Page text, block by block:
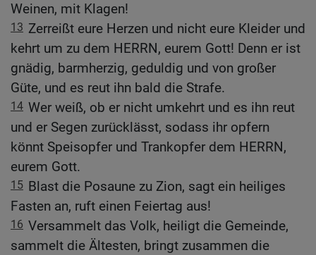
Weinen, mit Klagen!
13 Zerreißt eure Herzen und nicht eure Kleider und
kehrt um zu dem HERRN, eurem Gott! Denn er ist
gnädig, barmherzig, geduldig und von großer
Güte, und es reut ihn bald die Strafe.
14 Wer weiß, ob er nicht umkehrt und es ihn reut
und er Segen zurücklässt, sodass ihr opfern
könnt Speisopfer und Trankopfer dem HERRN,
eurem Gott.
15 Blast die Posaune zu Zion, sagt ein heiliges
Fasten an, ruft einen Feiertag aus!
16 Versammelt das Volk, heiligt die Gemeinde,
sammelt die Ältesten, bringt zusammen die